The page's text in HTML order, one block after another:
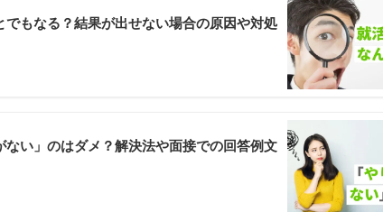
でもなる？結果が出せない場合の原因や対処
ない」のはダメ？解決法や面接での回答例文